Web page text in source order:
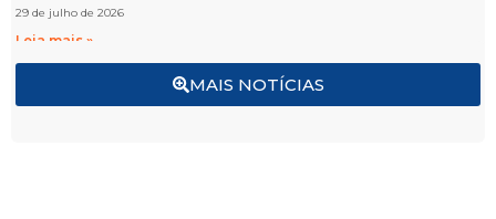
MAIS NOTÍCIAS
29 de julho de 2026
Leia mais »